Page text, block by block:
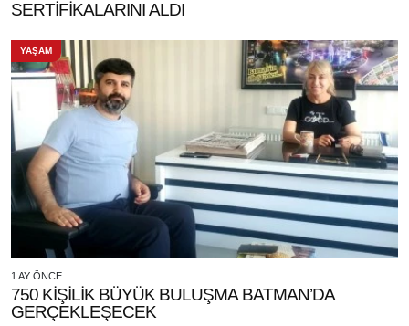
SERTİFİKALARINI ALDI
YAŞAM
1 AY ÖNCE
750 KİŞİLİK BÜYÜK BULUŞMA BATMAN’DA
GERÇEKLEŞECEK